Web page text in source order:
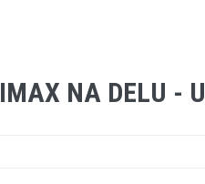
NA DELU -